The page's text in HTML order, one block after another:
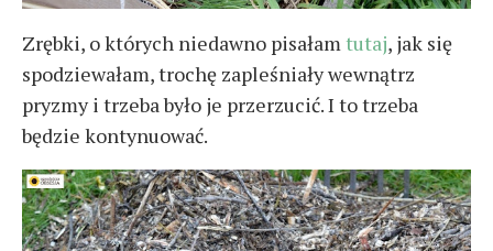
Zrębki, o których niedawno pisałamtutaj, jak się
spodziewałam, trochę zapleśniały wewnątrz
pryzmy i trzeba było je przerzucić. I to trzeba
będzie kontynuować.